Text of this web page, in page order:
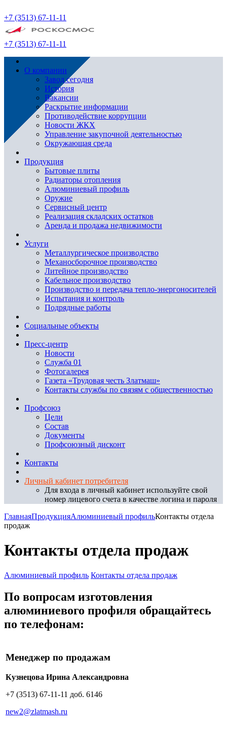
+7 (3513) 67-11-11
+7 (3513) 67-11-11
О компании
Завод сегодня
История
Вакансии
Раскрытие информации
Противодействие коррупции
Новости ЖКХ
Управление закупочной деятельностью
Окружающая среда
Продукция
Бытовые плиты
Радиаторы отопления
Алюминиевый профиль
Оружие
Сервисный центр
Реализация складских остатков
Аренда и продажа недвижимости
Услуги
Металлургическое производство
Механосборочное производство
Литейное производство
Кабельное производство
Производство и передача тепло-энергоносителей
Испытания и контроль
Подрядные работы
Социальные объекты
Пресс-центр
Новости
Служба 01
Фотогалерея
Газета «Трудовая честь Златмаш»
Контакты службы по связям с общественностью
Профсоюз
Цели
Состав
Документы
Профсоюзный дисконт
Контакты
Личный кабинет потребителя
Для входа в личный кабинет используйте свой
номер лицевого счета в качестве логина и пароля
ГлавнаяПродукцияАлюминиевый профильКонтакты отдела
продаж
Контакты отдела продаж
Алюминиевый профиль Контакты отдела продаж
По вопросам изготовления
алюминиевого профиля обращайтесь
по телефонам:
Менеджер по продажам
Кузнецова Ирина Александровна
+7 (3513) 67-11-11 доб. 6146
new2@zlatmash.ru